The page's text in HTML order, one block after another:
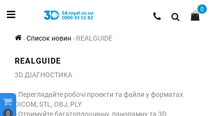
0
0
Список новин REALGUIDE
REALGUIDE
3D ДІАГНОСТИКА
- Переглядайте робочі проекти та файли у форматах
DICOM, STL, OBJ, PLY
- Отримуйте багатоплощинну, панорамну та 3D